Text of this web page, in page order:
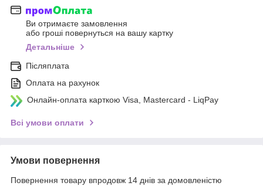
Ви отримаєте замовлення
або гроші повернуться на вашу картку
Детальніше
Післяплата
Оплата на рахунок
Онлайн-оплата карткою Visa, Mastercard - LiqPay
Всі умови оплати
Умови повернення
Повернення товару впродовж 14 днів за домовленістю